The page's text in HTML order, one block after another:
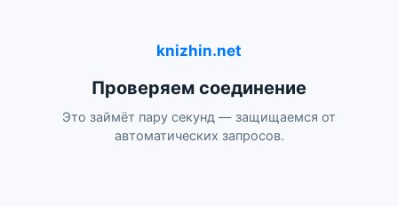
knizhin.net
Проверяем соединение
Это займёт пару секунд — защищаемся от
автоматических запросов.